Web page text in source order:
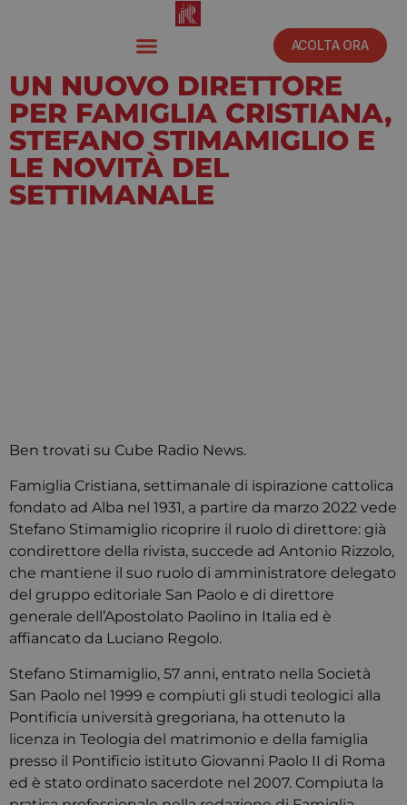
ACOLTA ORA
UN NUOVO DIRETTORE
PER FAMIGLIA CRISTIANA,
STEFANO STIMAMIGLIO E
LE NOVITÀ DEL
SETTIMANALE
Ben trovati su Cube Radio News.
Famiglia Cristiana, settimanale di ispirazione cattolica
fondato ad Alba nel 1931, a partire da marzo 2022 vede
Stefano Stimamiglio ricoprire il ruolo di direttore: già
condirettore della rivista, succede ad Antonio Rizzolo,
che mantiene il suo ruolo di amministratore delegato
del gruppo editoriale San Paolo e di direttore
generale dell’Apostolato Paolino in Italia ed è
affiancato da Luciano Regolo.
Stefano Stimamiglio, 57 anni, entrato nella Società
San Paolo nel 1999 e compiuti gli studi teologici alla
Pontificia università gregoriana, ha ottenuto la
licenza in Teologia del matrimonio e della famiglia
presso il Pontificio istituto Giovanni Paolo II di Roma
ed è stato ordinato sacerdote nel 2007. Compiuta la